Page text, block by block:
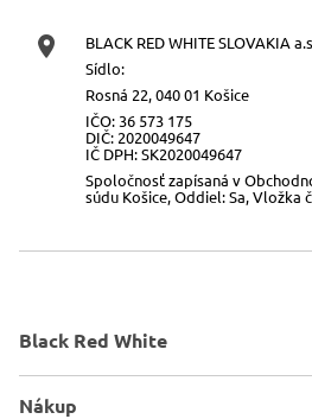
BLACK RED WHITE SLOVAKIA
Sídlo:
Rosná 22, 040 01 Košice
IČO: 36 573 175
DIČ: 2020049647
IČ DPH: SK2020049647
Spoločnosť zapísaná v
súdu Košice, Oddiel: Sa, Vložka
Black Red White
Nákup